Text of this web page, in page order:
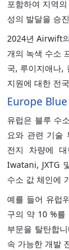
포함하여 지역
성의 발달을 승
2024년 Airwift
개의 녹색 수소
국, 루이지애나,
지원에 대한 전
Europe
유럽은 블루 수
요와 관련 기술
전지 차량에
Iwatani, JXTG
수소 값 체인에
예를 들어 유럽
구의 약 10 %를
부문을 탈탄합
속 가능한 개발